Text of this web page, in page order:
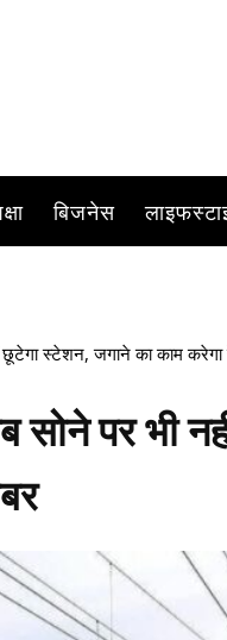
बिजनेस
स्टेशन, जगाने का काम
पर भी